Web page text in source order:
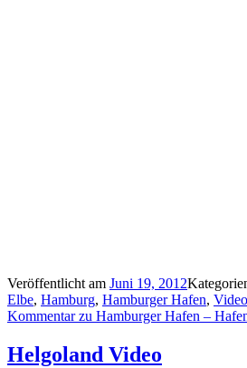
Veröffentlicht am Juni 19, 2012
Elbe, Hamburg, Hamburger Hafen,
Kommentarzu Hamburger Hafen –
Helgoland Video